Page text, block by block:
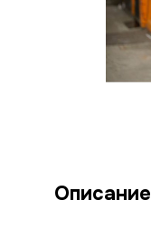
Описание